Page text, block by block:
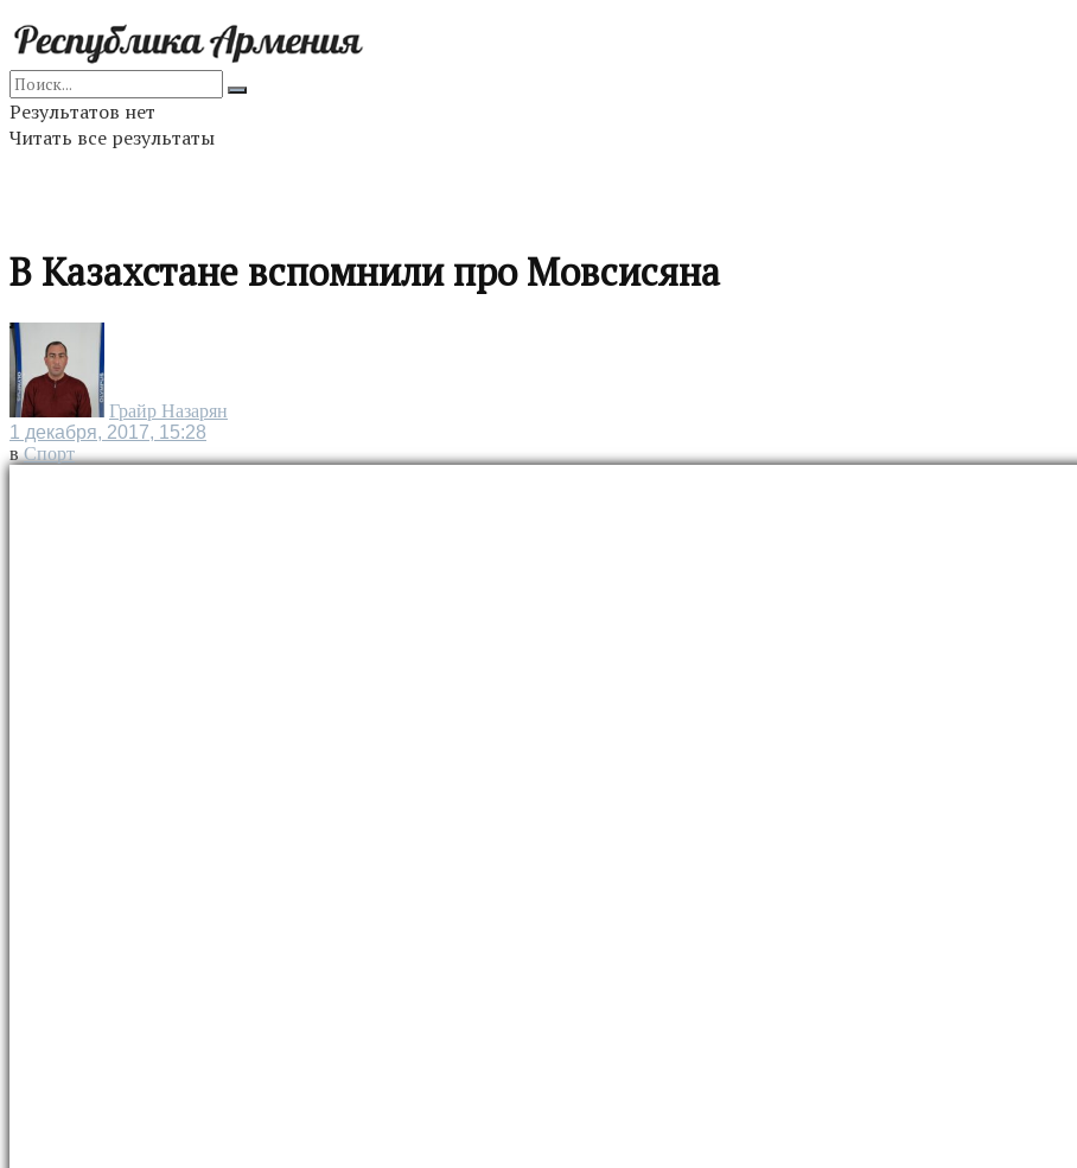
Результатов нет
Читать все результаты
В Казахстане вспомнили про Мовсисяна
Грайр Назарян
1 декабря, 2017, 15:28
в Спорт